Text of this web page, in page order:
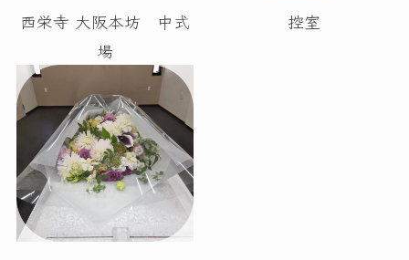
西栄寺 大阪本坊 中式
場
控室